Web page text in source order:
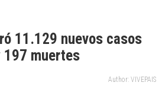
11.129 nuevos casos
197 muertes
Author: VIVEPAIS